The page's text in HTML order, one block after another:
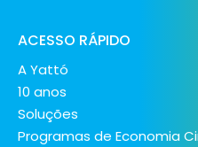
ACESSO RÁPIDO
A Yattó
10 anos
Soluções
Programas de Economia